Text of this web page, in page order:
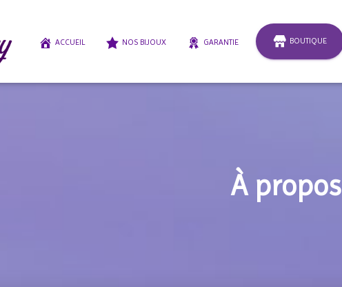
ACCUEIL NOS BIJOUX GARANTIE BOUTIQUE
À propos